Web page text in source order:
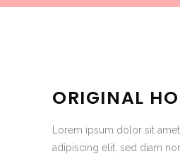
ORIGINAL
Lorem ipsum dolor sit
adipiscing elit, sed diam